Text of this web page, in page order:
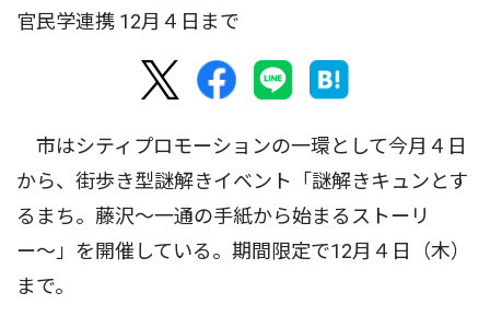
官民学連携 12月４日まで
市はシティプロモーションの一環として今月４日
から、街歩き型謎解きイベント「謎解きキュンとす
るまち。藤沢〜一通の手紙から始まるストーリ
ー〜」を開催している。期間限定で12月４日（木）
まで。